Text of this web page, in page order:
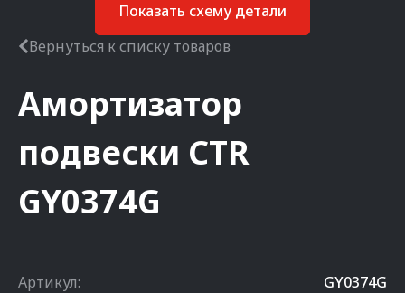
Показать схему детали
Вернуться к списку товаров
Амортизатор
подвески CTR
GY0374G
Артикул:
GY0374G